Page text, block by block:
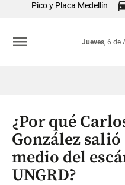
Colombia
Pico y Placa Medellín
Jueves, 6 de
menu
¿Por qué
González
medio del
UNGRD?